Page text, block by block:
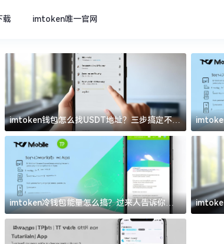
载 imtoken唯一官网
imtoken官方下载
imtoken钱包怎么找USDT地址？三步搞定不踩
坑
imtoken冷钱包能量怎么搞？过来人告诉你门
道